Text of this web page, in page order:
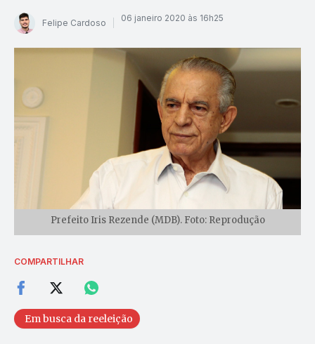
Felipe Cardoso 06 janeiro 2020 às 16h25
Prefeito Iris Rezende (MDB). Foto: Reprodução
COMPARTILHAR
Em busca da reeleição